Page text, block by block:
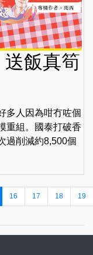
飯真筍
多人因為咁冇咗個
重組。國泰打破香
過削減約8,500個
16 17 18 19